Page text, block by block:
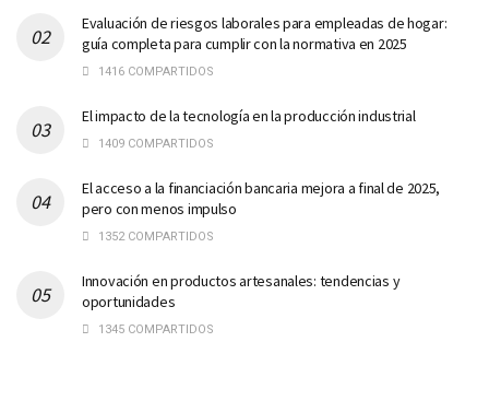
Evaluación de riesgos laborales para empleadas de hogar:
guía completa para cumplir con la normativa en 2025
1416 COMPARTIDOS
El impacto de la tecnología en la producción industrial
1409 COMPARTIDOS
El acceso a la financiación bancaria mejora a final de 2025,
pero con menos impulso
1352 COMPARTIDOS
Innovación en productos artesanales: tendencias y
oportunidades
1345 COMPARTIDOS